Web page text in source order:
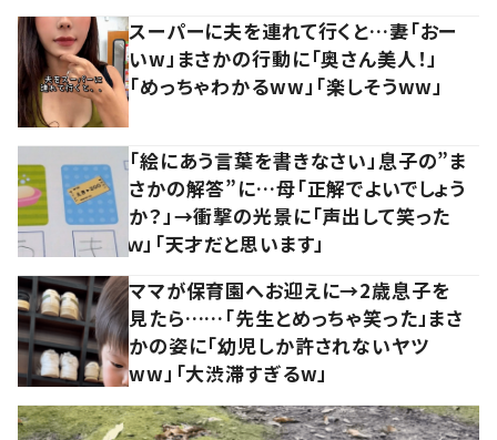
スーパーに夫を連れて行くと…妻「おー
いw」まさかの行動に「奥さん美人！」
「めっちゃわかるww」「楽しそうww」
「絵にあう言葉を書きなさい」息子の”ま
さかの解答”に…母「正解でよいでしょう
か？」→衝撃の光景に「声出して笑った
ｗ」「天才だと思います」
ママが保育園へお迎えに→2歳息子を
見たら……「先生とめっちゃ笑った」まさ
かの姿に「幼児しか許されないヤツ
ww」「大渋滞すぎるw」